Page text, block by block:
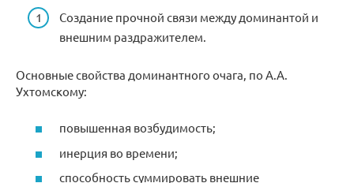
Создание прочной связи между доминантой и
внешним раздражителем.
Основные свойства доминантного очага, по А.А.
Ухтомскому:
повышенная возбудимость;
инерция во времени;
способность суммировать внешние